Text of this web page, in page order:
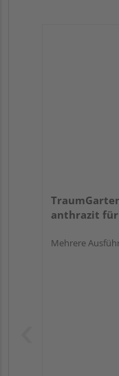
anthrazit für
Mehrere